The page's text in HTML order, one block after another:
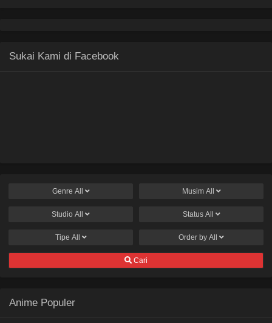
Sukai Kami di Facebook
Genre All Musim All
Studio All Status All
Tipe All Order by All
Cari
Anime Populer